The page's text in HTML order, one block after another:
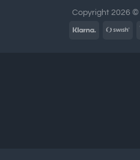
Copyright 2026 ©